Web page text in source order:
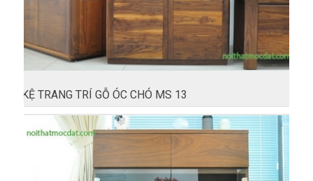
KỆ TRANG TRÍ GỖ ÓC CHÓ MS 13